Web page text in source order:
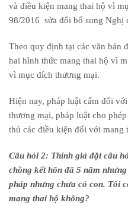
và điều kiện mang thai hộ vì
98/2016 sửa đổi bổ sung Nghị
Theo quy định tại các văn bản
hai hình thức mang thai hộ vì
vì mục đích thương mại.
Hiện nay, pháp luật cấm đối
thương mại, pháp luật cho
thủ các điều kiện đối với mang
Câu hỏi 2: Thính giả đặt câu
chồng kết hôn đã 5 năm
pháp nhưng chưa có con. Tôi
mang thai hộ không?